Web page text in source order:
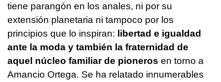
tiene parangón en los anales, ni por su
extensión planetaria ni tampoco por los
principios que lo inspiran: libertad e igualdad
ante la moda y también la fraternidad de
aquel núcleo familiar de pioneros en torno a
Amancio Ortega. Se ha relatado innumerables